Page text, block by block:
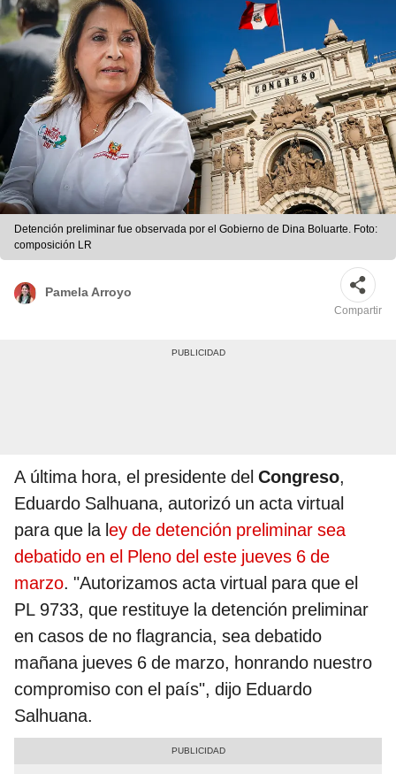
Detención preliminar fue observada por el Gobierno de Dina Boluarte. Foto:
composición LR
Pamela Arroyo
Compartir
A última hora, el presidente del Congreso,
Eduardo Salhuana, autorizó un acta virtual
para que la ley de detención preliminar sea
debatido en el Pleno del este jueves 6 de
marzo. "Autorizamos acta virtual para que el
PL 9733, que restituye la detención preliminar
en casos de no flagrancia, sea debatido
mañana jueves 6 de marzo, honrando nuestro
compromiso con el país", dijo Eduardo
Salhuana.